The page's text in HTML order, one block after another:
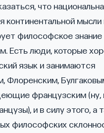
что
континентальной мысли
философское знание
Есть люди, которые
язык и занимаются
Флоренским,
французским (ну,
и в силу этого, а
философских
РАБОТАЛИ
физиологии человека и
В. Ломоносова, специалист в
культурным и
срединное
индивидом и
интересы различных
их общественным
цивилизация этой
и социальной
обозначила. Лишь
«между» стало